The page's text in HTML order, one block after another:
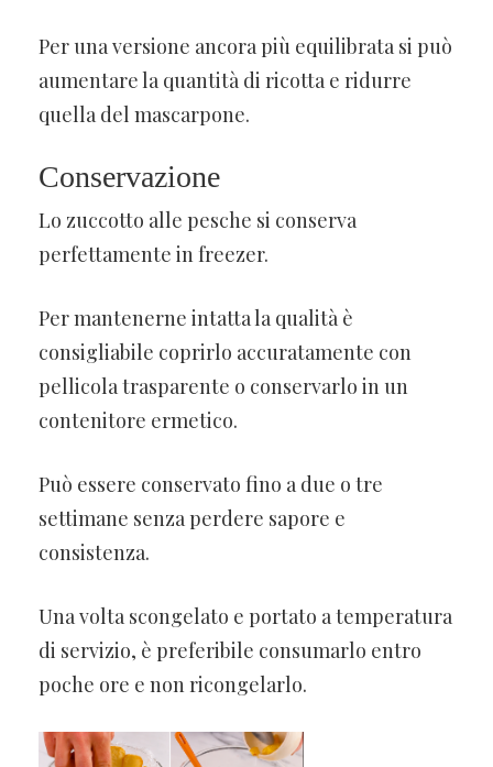
Per una versione ancora più equilibrata si può
aumentare la quantità di ricotta e ridurre
quella del mascarpone.
Conservazione
Lo zuccotto alle pesche si conserva
perfettamente in freezer.
Per mantenerne intatta la qualità è
consigliabile coprirlo accuratamente con
pellicola trasparente o conservarlo in un
contenitore ermetico.
Può essere conservato fino a due o tre
settimane senza perdere sapore e
consistenza.
Una volta scongelato e portato a temperatura
di servizio, è preferibile consumarlo entro
poche ore e non ricongelarlo.